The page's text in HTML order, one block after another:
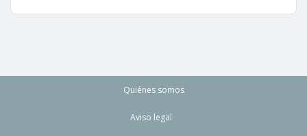
Quiénes somos
Aviso legal